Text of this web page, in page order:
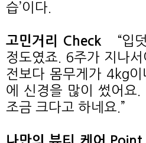
습’이다.
고민거리 Check
“입
정도였죠. 6주가 지나
전보다 몸무게가 4kg
에 신경을 많이 썼어요
조금 크다고 하네요.”